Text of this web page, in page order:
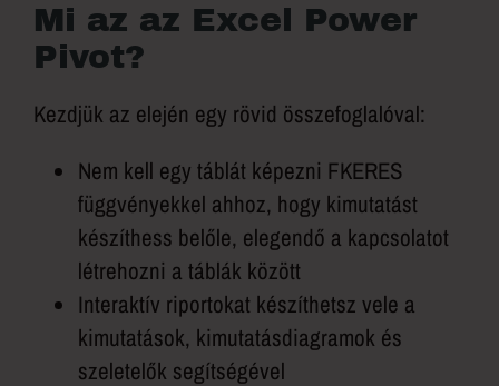
Mi az az Excel Power
Pivot?
Kezdjük az elején egy rövid összefoglalóval:
Nem kell egy táblát képezni FKERES
függvényekkel ahhoz, hogy kimutatást
készíthess belőle, elegendő a kapcsolatot
létrehozni a táblák között
Interaktív riportokat készíthetsz vele a
kimutatások, kimutatásdiagramok és
szeletelők segítségével